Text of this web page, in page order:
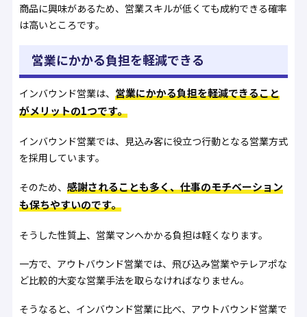
商品に興味があるため、営業スキルが低くても成約できる確率
は高いところです。
営業にかかる負担を軽減できる
インバウンド営業は、 営業にかかる負担を軽減できること
がメリットの1つです。
インバウンド営業では、見込み客に役立つ行動となる営業方式
を採用しています。
そのため、 感謝されることも多く、仕事のモチベーション
も保ちやすいのです。
そうした性質上、営業マンへかかる負担は軽くなります。
一方で、アウトバウンド営業では、飛び込み営業やテレアポな
ど比較的大変な営業手法を取らなければなりません。
そうなると、インバウンド営業に比べ、アウトバウンド営業で